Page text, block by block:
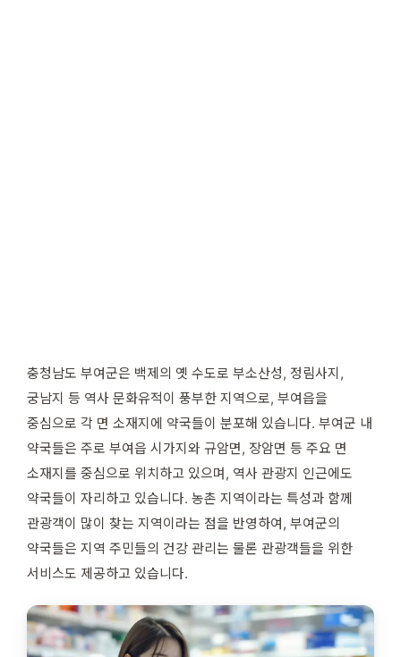
충청남도 부여군은 백제의 옛 수도로 부소산성, 정림사지,
궁남지 등 역사 문화유적이 풍부한 지역으로, 부여읍을
중심으로 각 면 소재지에 약국들이 분포해 있습니다. 부여군 내
약국들은 주로 부여읍 시가지와 규암면, 장암면 등 주요 면
소재지를 중심으로 위치하고 있으며, 역사 관광지 인근에도
약국들이 자리하고 있습니다. 농촌 지역이라는 특성과 함께
관광객이 많이 찾는 지역이라는 점을 반영하여, 부여군의
약국들은 지역 주민들의 건강 관리는 물론 관광객들을 위한
서비스도 제공하고 있습니다.